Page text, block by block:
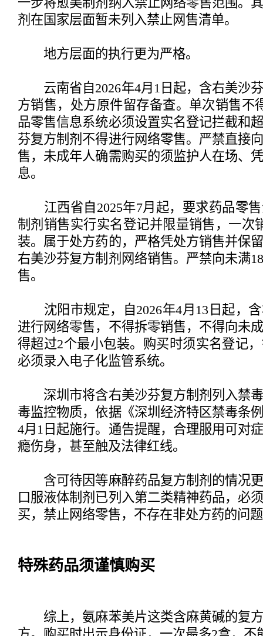
剂在国家层面暂未列入禁止网售清单。
地方层面的执行更为严格。
云南省自2026年4月1日起，含右美沙
方销售，处方原件留存备查。单次销售不
品零售信息系统必须设置实名登记拦截和
芬复方制剂不得进行网络零售。严禁直接
售，未成年人确需购买的须监护人在场、
息。
江西省自2025年7月起，要求药品零售
制剂销售实行实名登记并限量销售，一次
装。属于处方药的，严格凭处方销售并保
右美沙芬复方制剂网络销售。严禁向未满
售。
沈阳市规定，自2026年4月13日起，含
进行网络零售，不得拆零销售，不得向未
得超过2个最小包装。购买时须实名登记
必须录入电子化监管系统。
深圳市将含右美沙芬复方制剂列入禁毒
毒监控物质，依据《深圳经济特区禁毒条
4月1日起施行。通告提醒，合理服用可对
瘾伤身，甚至触及法律红线。
含可待因等麻醉药品复方制剂的情况更
口服液体制剂已列入第二类精神药品，必
买，禁止网络零售，不存在非处方药的问
特殊药品须谨慎购买
综上，氨麻苯美片这类含麻黄碱的复方